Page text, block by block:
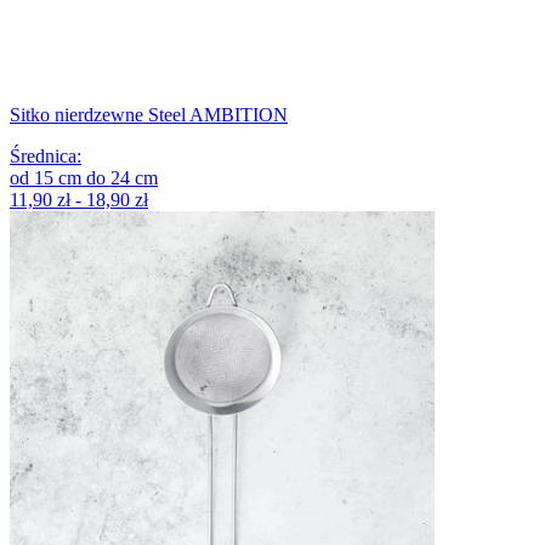
Sitko nierdzewne Steel AMBITION
Średnica:
od 15 cm do 24 cm
11,90 zł - 18,90 zł